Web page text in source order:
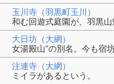
玉川寺（羽黒町玉川）
和む回遊式庭園が、羽黒山
大日坊（大網）
女湯殿山”の別名。今も宿
注連寺（大網）
ミイラがあるという。